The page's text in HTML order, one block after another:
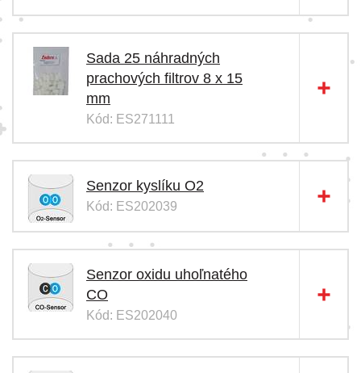
Sada 25 náhradných
prachových filtrov 8 x 15
mm
Kód: ES271111
Senzor kyslíku O2
Kód: ES202039
Senzor oxidu uhoľnatého
CO
Kód: ES202040